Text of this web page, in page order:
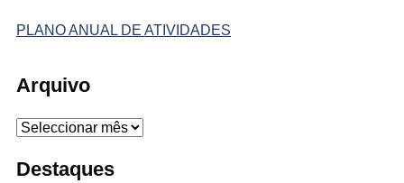
PLANO ANUAL DE ATIVIDADES
Arquivo
Arquivo
Destaques